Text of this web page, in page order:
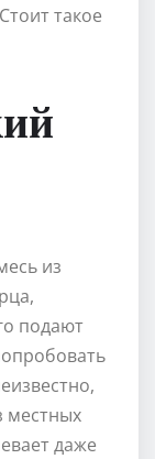
такое
из
подают
местных
даже